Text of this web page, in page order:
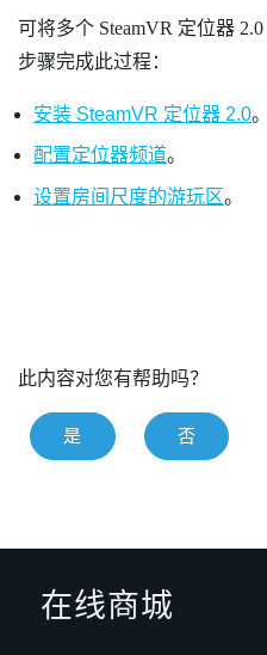
可将多个 SteamVR 定位器 2.0
步骤完成此过程：
安装 SteamVR 定位器 2.0。
配置定位器频道。
设置房间尺度的游玩区。
此内容对您有帮助吗？
是 否
在线商城